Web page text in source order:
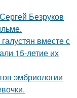
Безруков
вместе с
15-летие их
эмбриологии